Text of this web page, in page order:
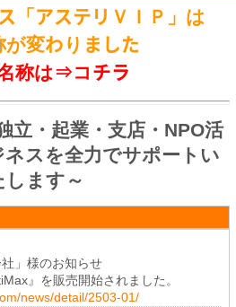
「アステリＶＩＰ」は
が変わりました
称は⇒コチラ
立・起業・支店・NPO活
スを全力でサポートい
します～
」様のお知らせ
』を販売開始されました。
news/detail/2503-01/